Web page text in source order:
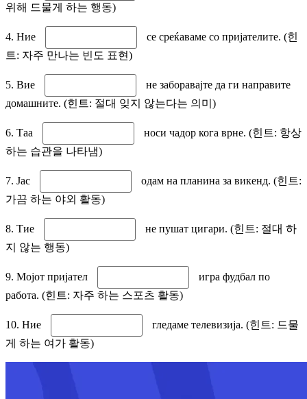
위해 드물게 하는 행동)
4. Ние
се среќаваме со пријателите. (힌
트: 자주 만나는 빈도 표현)
5. Вие
не заборавајте да ги направите
домашните. (힌트: 절대 잊지 않는다는 의미)
6. Таа
носи чадор кога врне. (힌트: 항상
하는 습관을 나타냄)
7. Јас
одам на планина за викенд. (힌트:
가끔 하는 야외 활동)
8. Тие
не пушат цигари. (힌트: 절대 하
지 않는 행동)
9. Мојот пријател
игра фудбал по
работа. (힌트: 자주 하는 스포츠 활동)
10. Ние
гледаме телевизија. (힌트: 드물
게 하는 여가 활동)